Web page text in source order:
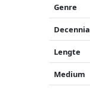
Genre
Decennia
Lengte
Medium